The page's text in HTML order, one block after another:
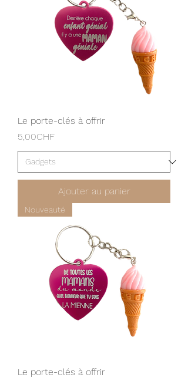
Le porte-clés à offrir
Prix
5,00CHF
Ajouter au panier
Nouveauté
Le porte-clés à offrir